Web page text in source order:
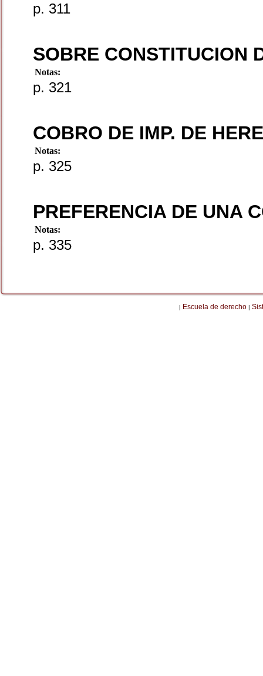
p. 311
SOBRE CONSTITUCION
Notas:
p. 321
COBRO DE IMP. DE
Notas:
p. 325
PREFERENCIA DE UNA
Notas:
p. 335
| Escuela de derecho |